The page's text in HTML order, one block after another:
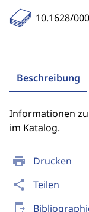
print Drucken
share Teilen
send_to_mobile
10.1628/
Beschreibung
Informationen
im Katalog.